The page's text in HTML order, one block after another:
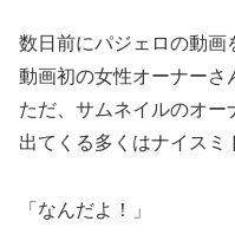
数日前にパジェロの動画
動画初の女性オーナーさ
ただ、サムネイルのオー
出てくる多くはナイスミ
「なんだよ！」